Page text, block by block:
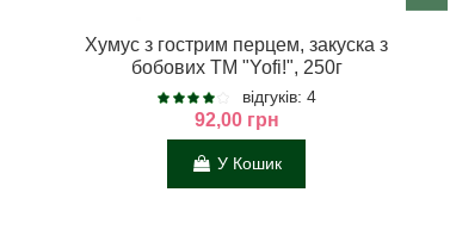
Хумус з гострим перцем, закуска з
бобових ТМ "Yofi!", 250г
відгуків: 4
92,00 грн
У Кошик